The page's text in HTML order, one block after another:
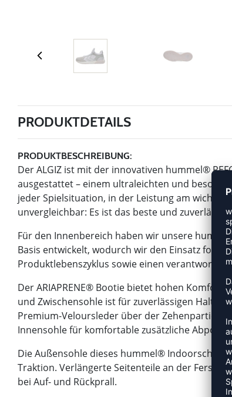
PRODUKTDETAILS
PRODUKTBESCHREIBUNG:
Der ALGIZ ist mit der innovativen hummel®
ausgestattet – einem ultraleichten und
jeder Spielsituation, in der Leistung am
unvergleichbar: Es ist das beste und
Für den Innenbereich haben wir unsere
Basis entwickelt, wodurch wir den Einsatz
Produktlebenszyklus sowie einen
Der ARIAPRENE® Bootie bietet hohen Komfort
und Zwischensohle ist für zuverlässigen Halt
Premium-Veloursleder über der Zehenpartie,
Innensohle für komfortable zusätzliche
Die Außensohle dieses hummel®
Traktion. Verlängerte Seitenteile an der Ferse
bei Auf- und Rückprall.